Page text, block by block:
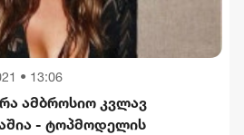
• 13:06
ამბროსიო კვლავ
- ტოპმოდელის